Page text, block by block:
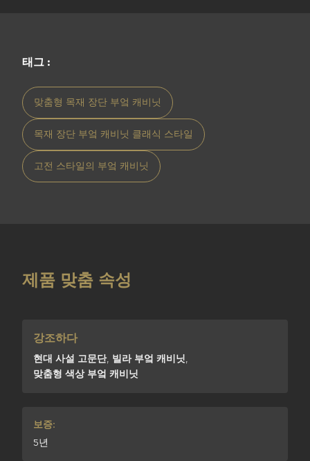
태그 :
맞춤형 목재 장단 부엌 캐비닛
목재 장단 부엌 캐비닛 클래식 스타일
고전 스타일의 부엌 캐비닛
제품 맞춤 속성
강조하다
현대 사설 고문단, 빌라 부엌 캐비닛,
맞춤형 색상 부엌 캐비닛
보증:
5년